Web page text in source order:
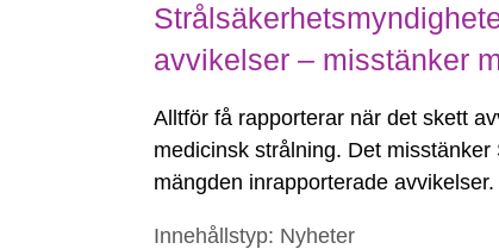
avvikelser – misstänker
Alltför få rapporterar när det skett
medicinsk strålning. Det
mängden inrapporterade
Innehållstyp: Nyheter